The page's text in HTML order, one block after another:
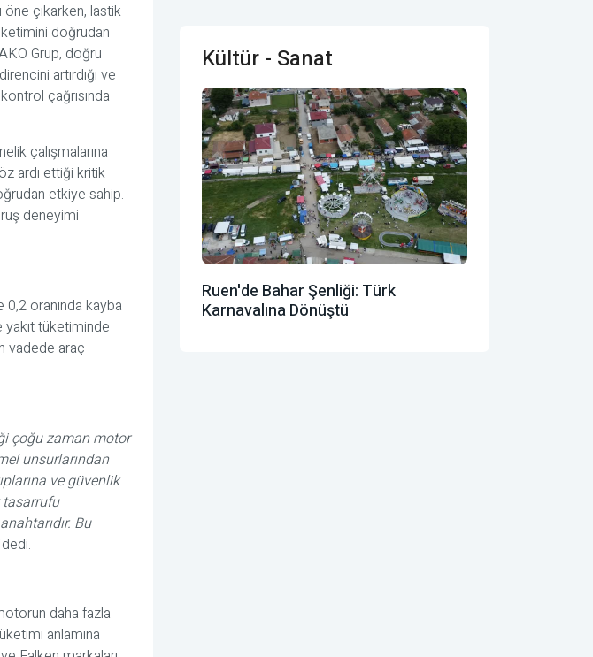
öne çıkarken, lastik
doğrudan
Grup, doğru
artırdığı ve
çağrısında
çalışmalarına
ardı ettiği kritik
etkiye sahip.
deneyimi
0,2 oranında kayba
tüketiminde
vadede araç
çoğu zaman motor
unsurlarından
ve güvenlik
tasarrufu
Bu
dedi.
daha fazla
anlamına
Kültür - Sanat
Ruen'de Bahar Şenliği: Türk
Karnavalına Dönüştü